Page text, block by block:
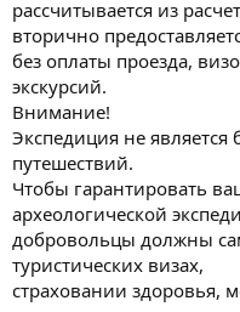
рассчитывается из
вторично
без оплаты проезда,
экскурсий.
Внимание!
Экспедиция не
путешествий.
Чтобы гарантировать
археологической
добровольцы должны
туристических визах,
страховании здоровья,